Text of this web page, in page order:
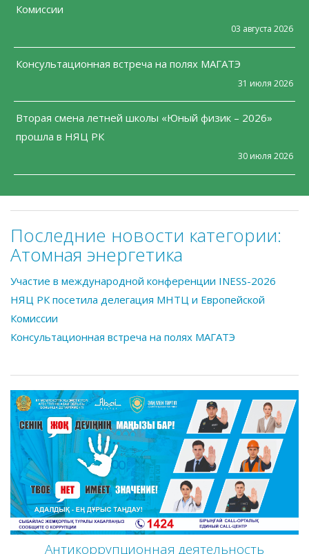
Комиссии
03 августа 2026
Консультационная встреча на полях МАГАТЭ
31 июля 2026
Вторая смена летней школы «Юный физик – 2026»
прошла в НЯЦ РК
30 июля 2026
Последние новости категории:
Атомная энергетика
Участие в международной конференции INESS-2026
НЯЦ РК посетила делегация МНТЦ и Европейской
Комиссии
Консультационная встреча на полях МАГАТЭ
Антикоррупционная деятельность